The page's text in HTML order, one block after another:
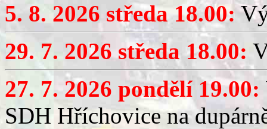
5. 8. 2026 středa 18.00:
29. 7. 2026 středa 18.00:
27. 7. 2026 pondělí 19.00:
SDH Hříchovice na